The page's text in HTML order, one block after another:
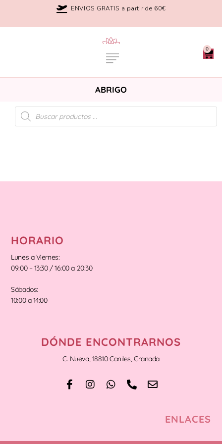
ENVIOS GRATIS a partir de 60€
0
ABRIGO
HORARIO
Lunes a Viernes:
09:00 – 13:30 / 16:00 a 20:30
Sábados:
10:00 a 14:00
DÓNDE ENCONTRARNOS
C. Nueva, 18810 Caniles, Granada
ENLACES